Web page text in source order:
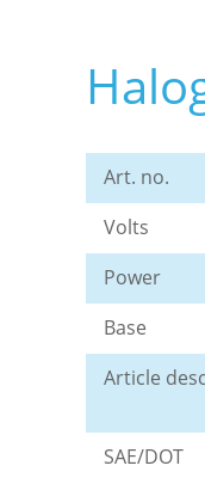
Art. no.
Volts
Power
Base
Article
SAE/DOT